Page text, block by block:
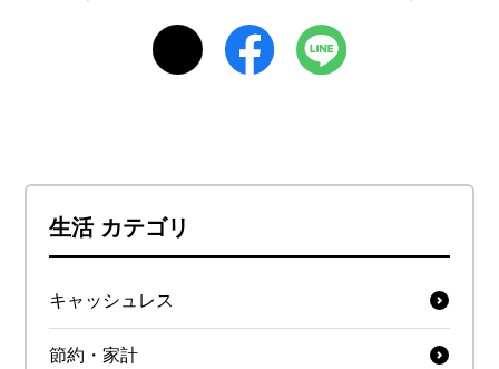
このライターの記事一覧を見る
生活 カテゴリ
キャッシュレス
節約・家計